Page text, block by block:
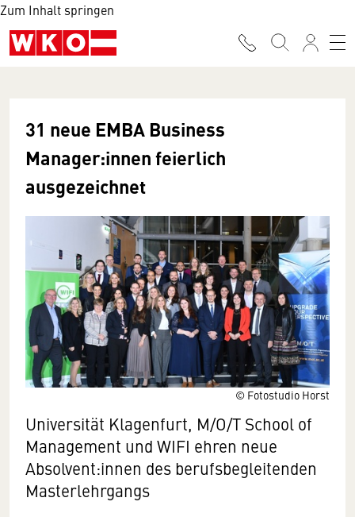
Zum Inhalt springen
© Fotostudio Horst
31 neue EMBA Business
Manager:innen feierlich
ausgezeichnet
Universität Klagenfurt, M/O/T School of
Management und WIFI ehren neue
Absolvent:innen des berufsbegleitenden
Masterlehrgangs